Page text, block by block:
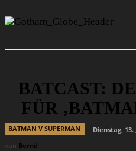
BATCAST:
FÜR
BATMAN V SUPERMAN
Dienstag, 13.
von Bernd